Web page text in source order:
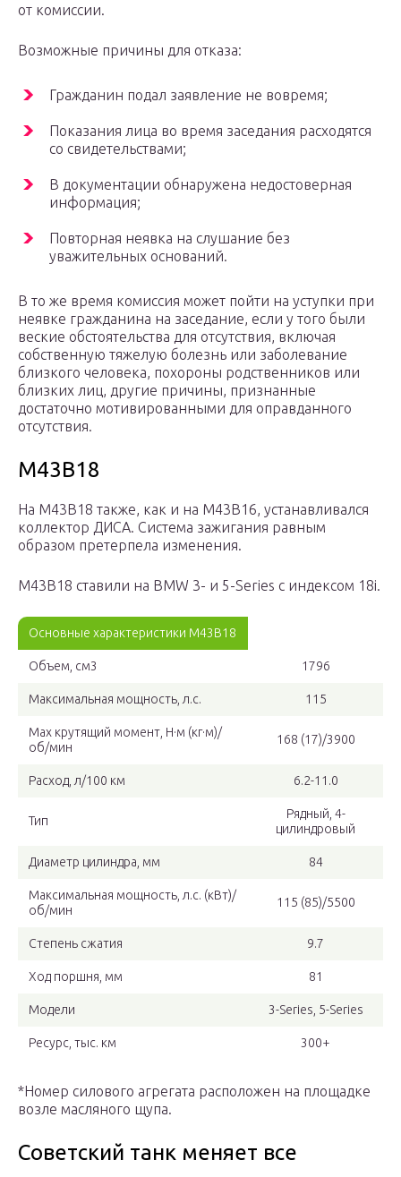
от комиссии.
Возможные причины для отказа:
Гражданин подал заявление не вовремя;
Показания лица во время заседания расходятся
со свидетельствами;
В документации обнаружена недостоверная
информация;
Повторная неявка на слушание без
уважительных оснований.
В то же время комиссия может пойти на уступки при
неявке гражданина на заседание, если у того были
веские обстоятельства для отсутствия, включая
собственную тяжелую болезнь или заболевание
близкого человека, похороны родственников или
близких лиц, другие причины, признанные
достаточно мотивированными для оправданного
отсутствия.
M43B18
На M43B18 также, как и на M43B16, устанавливался
коллектор ДИСА. Система зажигания равным
образом претерпела изменения.
M43B18 ставили на BMW 3- и 5-Series с индексом 18i.
Основные характеристики M43B18
Объем, см3 1796
Максимальная мощность, л.с. 115
Max крутящий момент, Н·м (кг·м)/
об/мин
168 (17)/3900
Расход, л/100 км 6.2-11.0
Тип
Рядный, 4-
цилиндровый
Диаметр цилиндра, мм 84
Максимальная мощность, л.с. (кВт)/
об/мин
115 (85)/5500
Степень сжатия 9.7
Ход поршня, мм 81
Модели 3-Series, 5-Series
Ресурс, тыс. км 300+
*Номер силового агрегата расположен на площадке
возле масляного щупа.
Советский танк меняет все